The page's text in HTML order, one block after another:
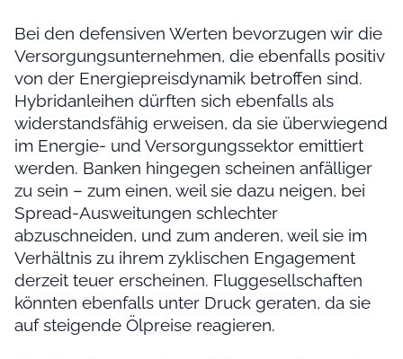
Bei den defensiven Werten bevorzugen wir die
Versorgungsunternehmen, die ebenfalls positiv
von der Energiepreisdynamik betroffen sind.
Hybridanleihen dürften sich ebenfalls als
widerstandsfähig erweisen, da sie überwiegend
im Energie- und Versorgungssektor emittiert
werden. Banken hingegen scheinen anfälliger
zu sein – zum einen, weil sie dazu neigen, bei
Spread-Ausweitungen schlechter
abzuschneiden, und zum anderen, weil sie im
Verhältnis zu ihrem zyklischen Engagement
derzeit teuer erscheinen. Fluggesellschaften
könnten ebenfalls unter Druck geraten, da sie
auf steigende Ölpreise reagieren.